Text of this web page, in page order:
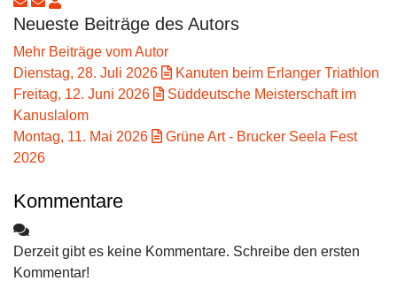
Neueste Beiträge des Autors
Mehr Beiträge vom Autor
Dienstag, 28. Juli 2026
Kanuten beim Erlanger Triathlon
Freitag, 12. Juni 2026
Süddeutsche Meisterschaft im
Kanuslalom
Montag, 11. Mai 2026
Grüne Art - Brucker Seela Fest
2026
Kommentare
Derzeit gibt es keine Kommentare. Schreibe den ersten
Kommentar!